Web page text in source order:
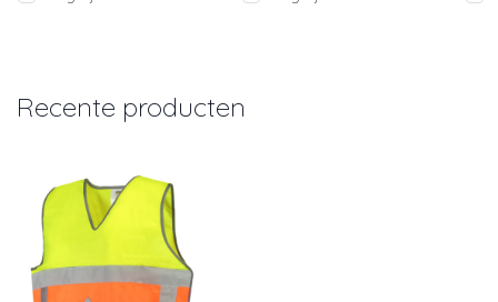
Recente producten